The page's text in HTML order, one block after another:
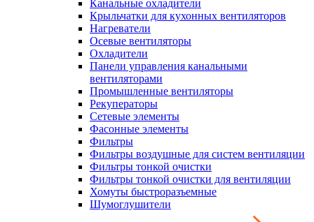
Канальные охладители
Крыльчатки для кухонных вентиляторов
Нагреватели
Осевые вентиляторы
Охладители
Панели управления канальными
вентиляторами
Промышленные вентиляторы
Рекуператоры
Сетевые элементы
Фасонные элементы
Фильтры
Фильтры воздушные для систем вентиляции
Фильтры тонкой очистки
Фильтры тонкой очистки для вентиляции
Хомуты быстроразъемные
Шумоглушители